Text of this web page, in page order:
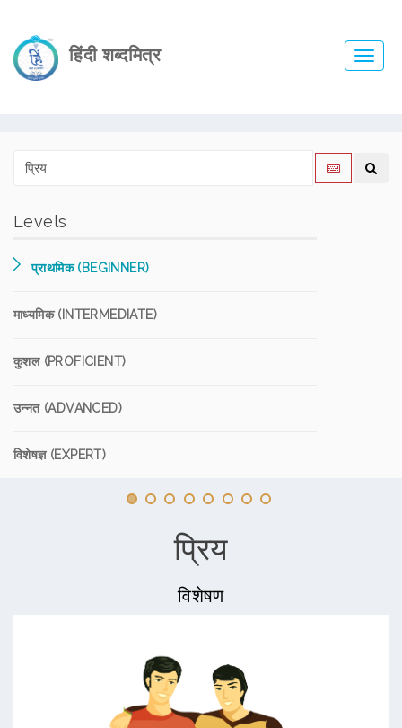
हिंदी शब्दमित्र
Levels
प्राथमिक (BEGINNER)
माध्यमिक (INTERMEDIATE)
कुशल (PROFICIENT)
उन्नत (ADVANCED)
विशेषज्ञ (EXPERT)
प्रिय
विशेषण